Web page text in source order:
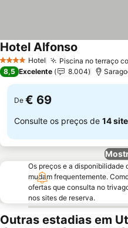
4 EstrelasHotel Piscina no terraço
Hotel Alfonso
8,5 Excelente 8.004
De € 69
Consulte os preços de 14
Os preços e a disponibilidade
mudam frequentemente.
ofertas que consulta no
nos sites de reserva.
Outras estadias em